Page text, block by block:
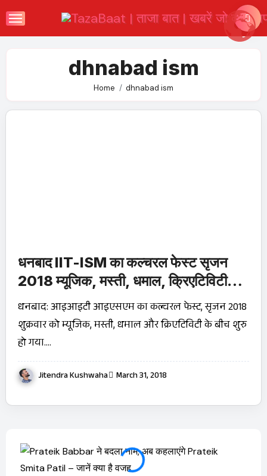
to
dhnabad ism
Home dhnabad ism
धनबाद IIT-ISM का कल्चरल फेस्ट सृजन
2018 म्यूजिक, मस्ती, धमाल, क्रिएटिविटी-
In-pics
धनबाद: आइआइटी आइएसएम का कल्चरल फेस्ट, सृजन 2018
शुक्रवार को म्यूजिक, मस्ती, धमाल और क्रिएटिविटी के बीच शुरु
हो गया.…
Jitendra Kushwaha March 31, 2018